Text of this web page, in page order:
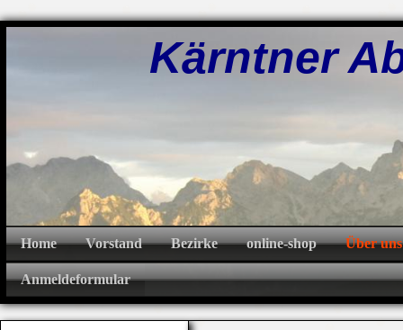
Kärntner
Home Vorstand Bezirke online-shop Über uns
Anmeldeformular